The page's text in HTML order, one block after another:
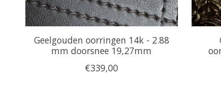
Geelgouden oorringen 14k - 2.88
mm doorsnee 19,27mm
€339,00